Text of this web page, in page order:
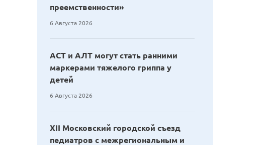
преемственности»
6 Августа 2026
АСТ и АЛТ могут стать ранними
маркерами тяжелого гриппа у
детей
6 Августа 2026
XII Московский городской съезд
педиатров с межрегиональным и